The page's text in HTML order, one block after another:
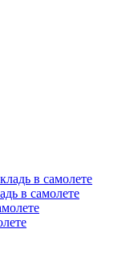
в самолете